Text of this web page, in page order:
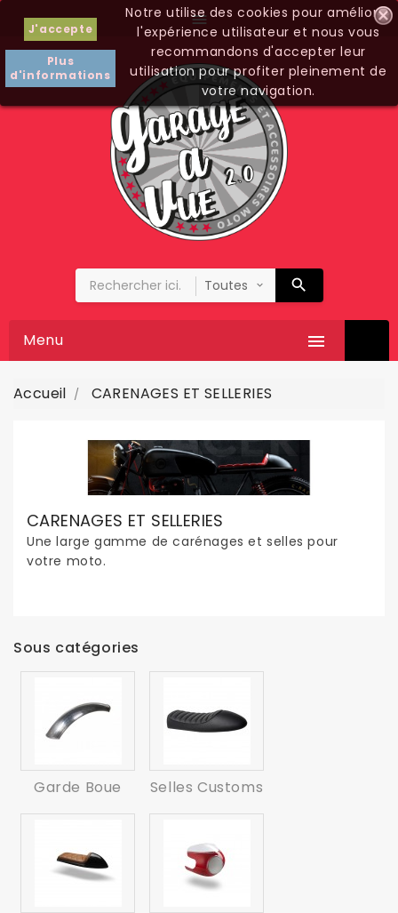

J'accepte
Plus
d'informations
Notre utilise des cookies pour améliorer
l'expérience utilisateur et nous vous
recommandons d'accepter leur
utilisation pour profiter pleinement de
votre navigation.

Menu
Accueil CARENAGES ET SELLERIES
CARENAGES ET SELLERIES
Une large gamme de carénages et selles pour
votre moto.
Sous catégories
Garde Boue Selles Customs